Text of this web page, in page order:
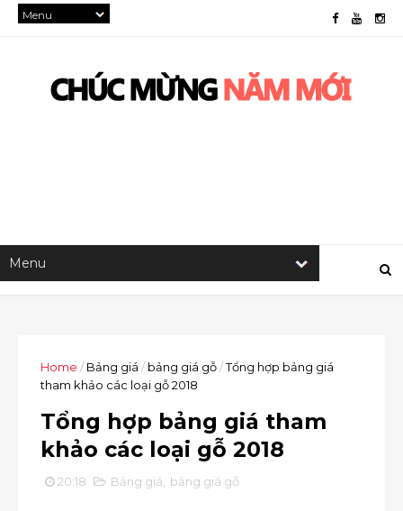
Home / Bảng giá / bảng giá gỗ/Tổng hợp bảng giá
tham khảo các loại gỗ 2018
Tổng hợp bảng giá tham
khảo các loại gỗ 2018
20:18 Bảng giá bảng giá gỗ